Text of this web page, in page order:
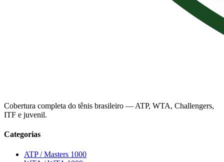
Cobertura completa do tênis brasileiro — ATP, WTA, Challengers,
ITF e juvenil.
Categorias
ATP / Masters 1000